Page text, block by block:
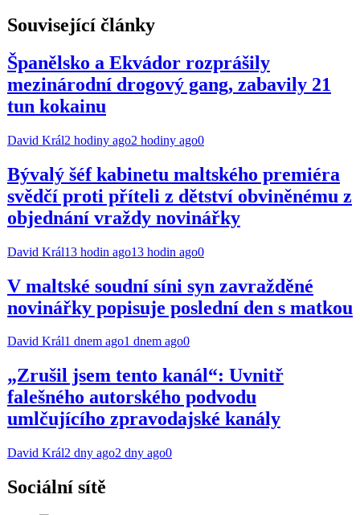
Související články
Španělsko a Ekvádor rozprášily
mezinárodní drogový gang, zabavily 21
tun kokainu
David Král2 hodiny ago2 hodiny ago0
Bývalý šéf kabinetu maltského premiéra
svědčí proti příteli z dětství obviněnému z
objednání vraždy novinářky
David Král13 hodin ago13 hodin ago0
V maltské soudní síni syn zavražděné
novinářky popisuje poslední den s matkou
David Král1 dnem ago1 dnem ago0
„Zrušil jsem tento kanál“: Uvnitř
falešného autorského podvodu
umlčujícího zpravodajské kanály
David Král2 dny ago2 dny ago0
Sociální sítě